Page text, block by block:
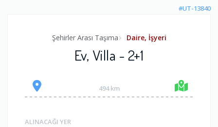
#UT-13840
Şehirler Arası Taşıma Daire, İşyeri
Ev, Villa - 2+1
494 km
ALINACAĞI YER